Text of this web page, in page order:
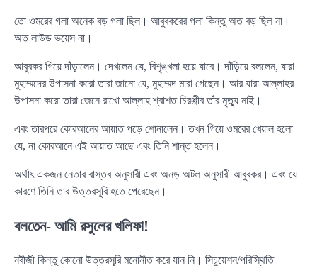
তো ওমরের গলা অনেক বড় গলা ছিল। আবুবকরের গলা কিন্তু অত বড় ছিল না।
অত লাউড ভয়েস না।
আবুবকর গিয়ে দাঁড়ালেন। দেখলেন যে, বিশৃঙ্খলা হয়ে যাবে। দাঁড়িয়ে বললেন, যারা
মুহাম্মদের উপাসনা করো তারা জানো যে, মুহাম্মদ মারা গেছেন। আর যারা আল্লাহর
উপাসনা করো তারা জেনে রাখো আল্লাহ শ্বাশত চিরঞ্জীব তাঁর মৃত্যু নাই।
এবং তারপরে কোরআনের আয়াত পড়ে শোনালেন। তখন গিয়ে ওমরের খেয়াল হলো
যে, না কোরআনে এই আয়াত আছে এবং তিনি শান্ত হলেন।
অর্থাৎ একজন নেতার বাস্তব অনুসারী এবং অনড় অটল অনুসারী আবুবকর। এবং যে
কারণে তিনি তার উত্তরসূরি হতে পেরেছেন।
বলতেন- আমি রসুলের খলিফা!
নবীজী কিন্তু কোনো উত্তরসূরি মনোনীত করে যান নি। সিচুয়েশন/পরিস্থিতি